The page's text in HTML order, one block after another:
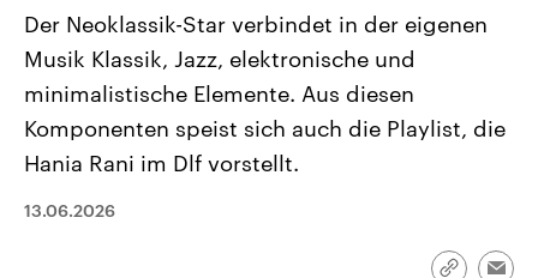
Landtagswahl Sachsen-Anhalt
Sachsen-Anhalt wählt am 6.
den mächtigsten Ländern
mit großem Einfluss auf
Der Neoklassik-Star verbindet in der eigenen
Musik Klassik, Jazz, elektronische und
minimalistische Elemente. Aus diesen
Komponenten speist sich auch die Playlist, die
Hania Rani im Dlf vorstellt.
13.06.2026